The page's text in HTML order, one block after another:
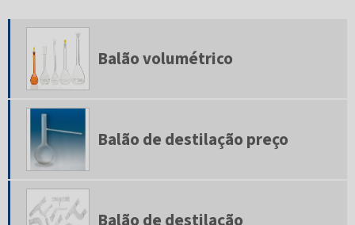
Extrator de soxhlet
Frasco bod
Frasco conta gotas
Frasco erlenmeyer
Frasco kitazato
Frasco lavador de drechsel
Balão volumétrico
Balão de destilação preço
Balão de destilação